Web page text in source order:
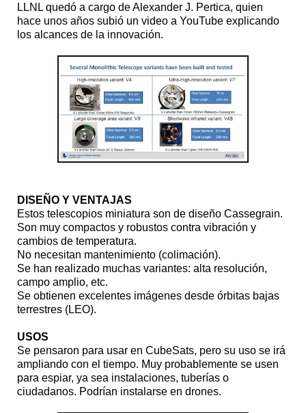
LLNL quedó a cargo de Alexander J. Pertica, quien
hace unos años subió un video a YouTube explicando
los alcances de la innovación.
DISEÑO Y VENTAJAS
Estos telescopios miniatura son de diseño Cassegrain.
Son muy compactos y robustos contra vibración y
cambios de temperatura.
No necesitan mantenimiento (colimación).
Se han realizado muchas variantes: alta resolución,
campo amplio, etc.
Se obtienen excelentes imágenes desde órbitas bajas
terrestres (LEO).
USOS
Se pensaron para usar en CubeSats, pero su uso se irá
ampliando con el tiempo. Muy probablemente se usen
para espiar, ya sea instalaciones, tuberías o
ciudadanos. Podrían instalarse en drones.